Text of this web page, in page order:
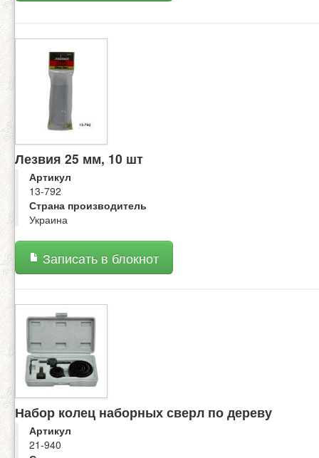
Лезвия 25 мм, 10 шт
Артикул
13-792
Страна производитель
Украина
Записать в блокнот
Набор колец наборных сверл по дереву
Артикул
21-940